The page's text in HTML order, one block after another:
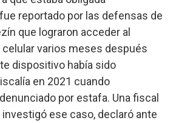
reportado por las defensas de
que lograron acceder al
varios meses después
dispositivo había sido
en 2021 cuando
por estafa. Una fiscal
investigó ese caso, declaró ante